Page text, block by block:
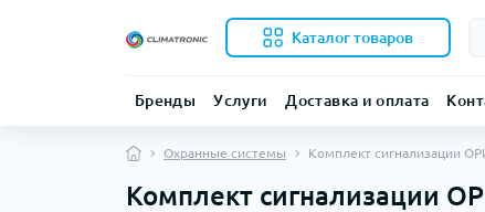
Каталог товаров
Бренды Услуги Доставка и оплата
Охранные системы Комплект сигнализации
Комплект сигнализации